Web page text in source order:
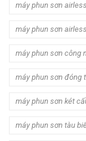
máy phun sơn
máy phun sơn
máy phun sơn công
máy phun sơn đóng
máy phun sơn két
máy phun sơn tàu